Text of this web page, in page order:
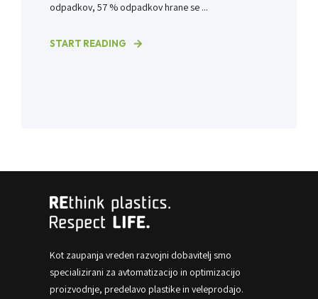
odpadkov, 57 % odpadkov hrane se ...
START READING
Kot zaupanja vreden razvojni dobavitelj smo
specializirani za avtomatizacijo in optimizacijo
proizvodnje, predelavo plastike in veleprodajo.